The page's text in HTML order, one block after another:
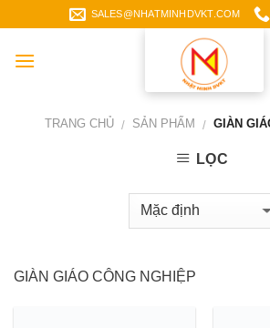
to
content
SALES@NHATMINHDVKT.COM
TRANG CHỦ / SẢN PHẨM / GIÀN
LỌC
GIÀN GIÁO CÔNG NGHIỆP